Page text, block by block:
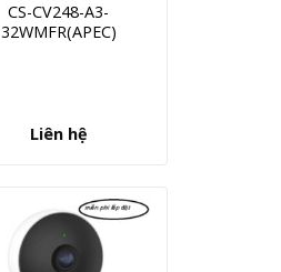
CS-CV248-A3-
32WMFR(APEC)
Liên hệ